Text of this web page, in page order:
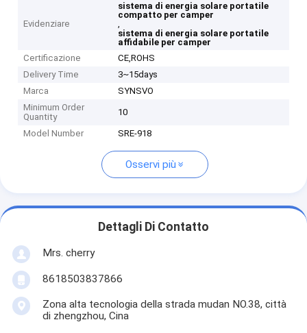
Evidenziare
sistema di energia solare portatile
compatto per camper
,
sistema di energia solare portatile
affidabile per camper
Certificazione
CE,ROHS
Delivery Time
3~15days
Marca
SYNSVO
Minimum Order
Quantity
10
Model Number SRE-918
Osservi più
Dettagli Di Contatto
Mrs. cherry
8618503837866
Zona alta tecnologia della strada mudan NO.38, città
di zhengzhou, Cina